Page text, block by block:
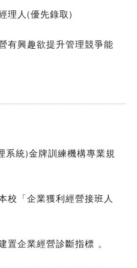
理人(優先錄取)
有興趣欲提升管理競爭能
系統)金牌訓練機構專業規
校「企業獲利經營接班人
置企業經營診斷指標 。